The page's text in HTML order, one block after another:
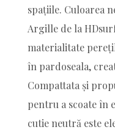
spațiile. Culoarea
Argille de la
materialitate
în pardoseala,
Compattata și
pentru a scoate în
cutie neutră este